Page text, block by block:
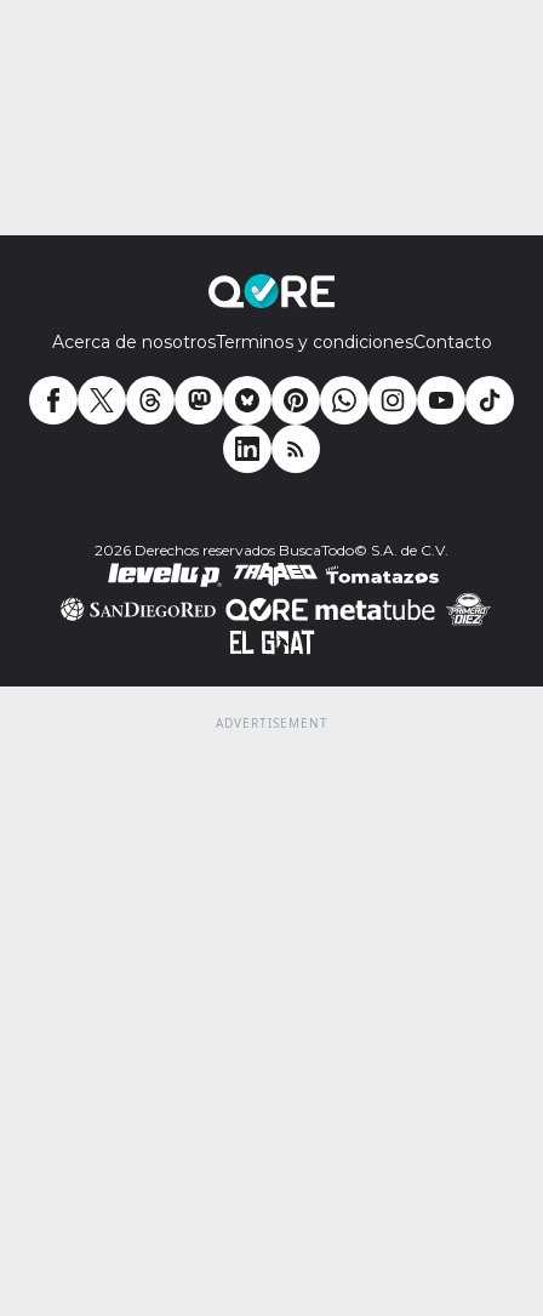
Acerca de nosotrosTerminos y condicionesContacto
2026 Derechos reservados BuscaTodo© S.A. de C.V.